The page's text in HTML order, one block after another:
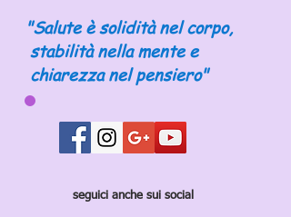
"Salute è solidità nel corpo,
stabilità nella mente e
chiarezza nel pensiero"
seguici anche sui social